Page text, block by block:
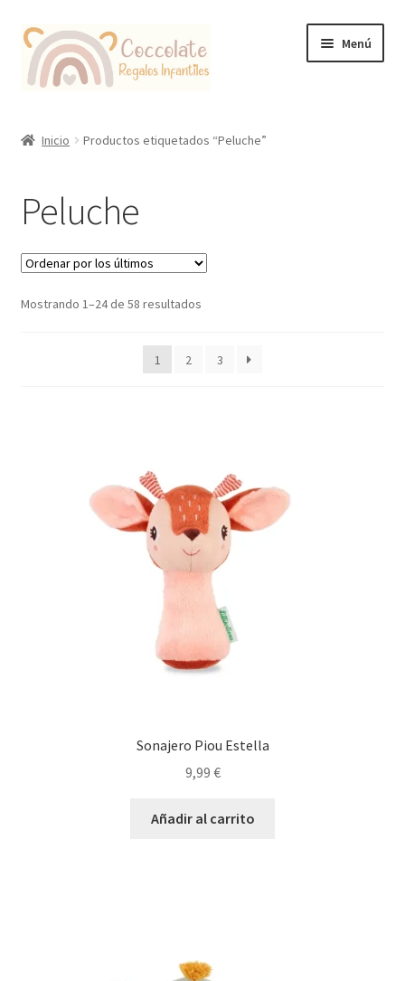
Ir
la
Ir
contenido
Menú
Inicio Productos etiquetados “Peluche”
Peluche
Mostrando 1–24 de 58 resultadosOrdenado
últimos
1 2 3
Sonajero Piou Estella
9,99 €
Añadir al carrito